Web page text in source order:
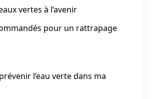
vertes à l’avenir
pour un rattrapage
l’eau verte dans ma